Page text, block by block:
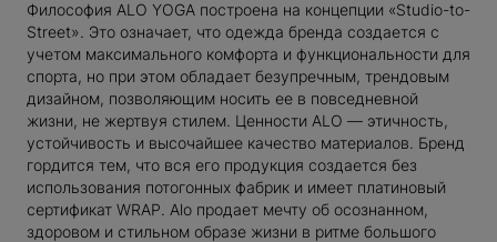
Философия ALO YOGA построена на концепции «Studio-to-
Street». Это означает, что одежда бренда создается с
учетом максимального комфорта и функциональности для
спорта, но при этом обладает безупречным, трендовым
дизайном, позволяющим носить ее в повседневной
жизни, не жертвуя стилем. Ценности ALO — этичность,
устойчивость и высочайшее качество материалов. Бренд
гордится тем, что вся его продукция создается без
использования потогонных фабрик и имеет платиновый
сертификат WRAP. Alo продает мечту об осознанном,
здоровом и стильном образе жизни в ритме большого